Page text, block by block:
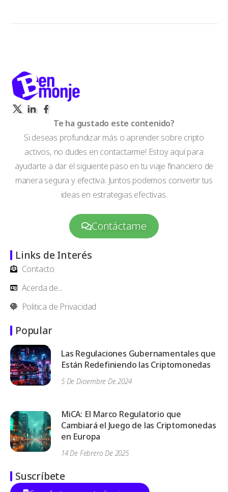
Te ha gustado este contenido?
Si deseas profundizar más o aprender sobre cripto
activos, no dudes en contactarme! Estoy aquí para
ayudarte a dar el siguiente paso en tu viaje financiero de
manera segura y efectiva. Juntos podemos convertir tus
ideas en estrategias efectivas.
Contáctame
Links de Interés
Contacto
Acerda de...
Politica de Privacidad
Popular
Las Regulaciones Gubernamentales que
Están Redefiniendo las Criptomonedas
5 De Diciembre De 2024
MiCA: El Marco Regulatorio que
Cambiará el Juego de las Criptomonedas
en Europa
14 De Febrero De 2025
Suscríbete